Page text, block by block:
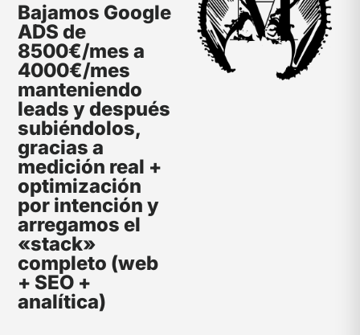
Bajamos Google
ADS de
8500€/mes a
4000€/mes
manteniendo
leads y después
subiéndolos,
gracias a
medición real +
optimización
por intención y
arregamos el
«stack»
completo (web
+ SEO +
analítica)